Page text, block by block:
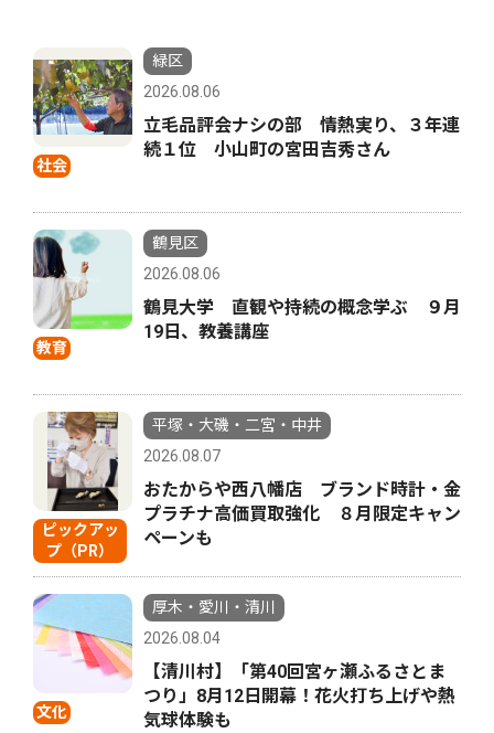
社会
緑区
2026.08.06
立毛品評会ナシの部 情熱実り、３年連
続１位 小山町の宮田吉秀さん
教育
鶴見区
2026.08.06
鶴見大学 直観や持続の概念学ぶ ９月
19日、教養講座
ピックアッ
プ（PR）
平塚・大磯・二宮・中井
2026.08.07
おたからや西八幡店 ブランド時計・金
プラチナ高価買取強化 ８月限定キャン
ペーンも
文化
厚木・愛川・清川
2026.08.04
【清川村】「第40回宮ヶ瀬ふるさとま
つり」8月12日開幕！花火打ち上げや熱
気球体験も